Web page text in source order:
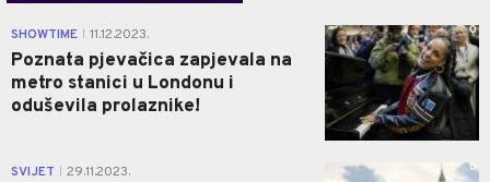
SHOWTIME 11.12.2023.
Poznata pjevačica zapjevala na
metro stanici u Londonu i
oduševila prolaznike!
0
SVIJET 29.11.2023. 0